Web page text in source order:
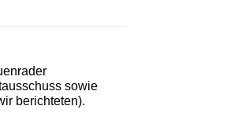
sowie
berichteten).